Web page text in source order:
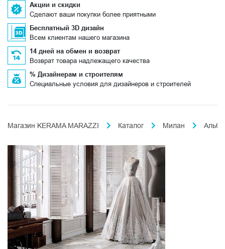
Акции и скидки
Сделают ваши покупки более приятными
Бесплатный 3D дизайн
Всем клиентам нашего магазина
14 дней на обмен и возврат
Возврат товара надлежащего качества
% Дизайнерам и строителям
Специальные условия для дизайнеров и строителей
Магазин KERAMA MARAZZI Каталог Милан